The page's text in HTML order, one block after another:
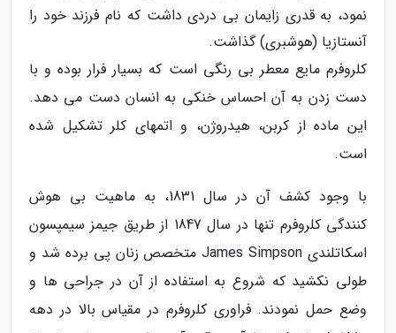
نمود، به قدری زایمان بی دردی داشت که نام فرزند خود را
آنستازیا (هوشبری) گذاشت.
کلروفرم مایع معطر بی رنگی است که بسیار فرار بوده و با
دست زدن به آن احساس خنکی به انسان دست می دهد.
این ماده از کربن، هیدروژن، و اتمهای کلر تشکیل شده
است.
با وجود کشف آن در سال 1831، به ماهیت بی هوش
کنندگی کلروفرم تنها در سال 1847 از طریق جیمز سیمپسون
اسکاتلندی James Simpson متخصص زنان پی برده شد و
طولی نکشید که شروع به استفاده از آن در جراحی ها و
وضع حمل نمودند. فراوری کلروفرم در مقیاس بالا در دهه